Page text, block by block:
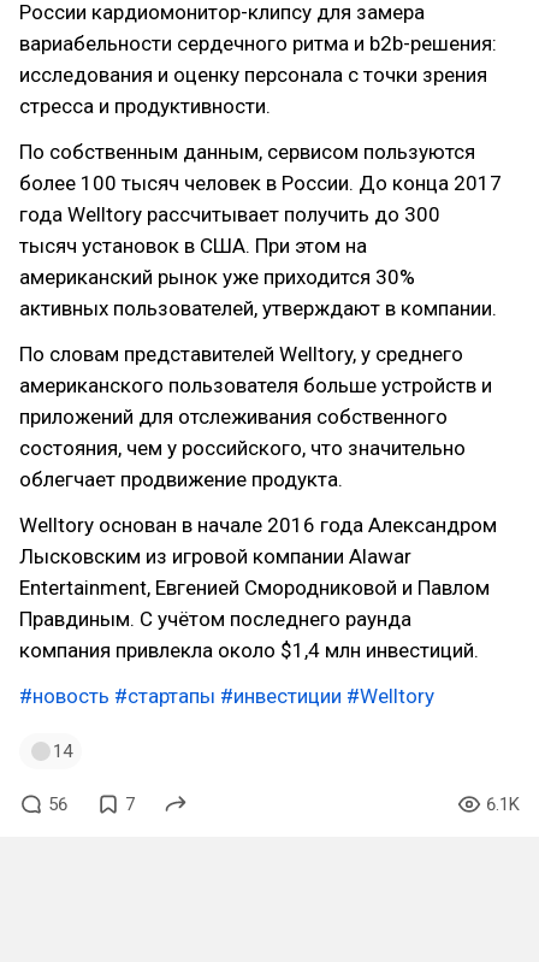
России кардиомонитор-клипсу для замера
вариабельности сердечного ритма и b2b-решения:
исследования и оценку персонала с точки зрения
стресса и продуктивности.
По собственным данным, сервисом пользуются
более 100 тысяч человек в России. До конца 2017
года Welltory рассчитывает получить до 300
тысяч установок в США. При этом на
американский рынок уже приходится 30%
активных пользователей, утверждают в компании.
По словам представителей Welltory, у среднего
американского пользователя больше устройств и
приложений для отслеживания собственного
состояния, чем у российского, что значительно
облегчает продвижение продукта.
Welltory основан в начале 2016 года Александром
Лысковским из игровой компании Alawar
Entertainment, Евгенией Смородниковой и Павлом
Правдиным. С учётом последнего раунда
компания привлекла около $1,4 млн инвестиций.
#новость #стартапы #инвестиции #Welltory
14
56 7 6.1K